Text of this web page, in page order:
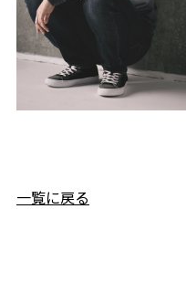
一覧に戻る